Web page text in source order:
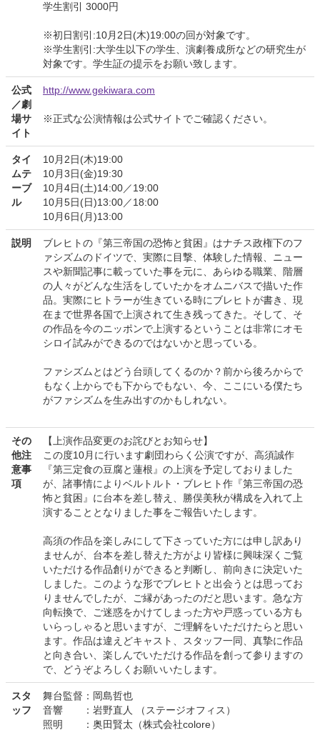
学生割引 3000円
※初日割引:10月2日(木)19:00の回が対象です。
※学生割引:大学生以下の学生、演劇養成所などの研究生が
対象です。学生証の提示をお願い致します。
公式
／劇
場サ
イト
http://www.gekiwara.com
※正式な公演情報は公式サイトでご確認ください。
タイ
ムテ
ーブ
ル
10月2日(木)19:00
10月3日(金)19:30
10月4日(土)14:00／19:00
10月5日(日)13:00／18:00
10月6日(月)13:00
説明
ブレヒトの『第三帝国の恐怖と貧困』はナチス政権下のフ
ァシズムのドイツで、実際に目撃、体験した情報、ニュー
スや新聞記事に載っていた事を元に、あらゆる職業、階層
の人々がどんな生活をしていたかをオムニバスで描いた作
品。実際にヒトラーが生きている時にブレヒトが書き、現
在まで世界各国で上演されて生き残ってきた。そして、そ
の作品を今のニッポンで上演するということは非常にオモ
シロイ試みができるのではないかと思っている。
ファシズムとはどう台頭してくるのか？前から後ろからで
もなく上からでも下からでもない、今、ここにいる僕たち
がファシズムを生み出すのかもしれない。
その
他注
意事
項
【上演作品変更のお詫びとお知らせ】
この度10月に行います劇団わらく公演ですが、高須誠作
『第三定食の豆腐と蓮根』の上演を予定しておりました
が、諸事情によりベルトルト・ブレヒト作『第三帝国の恐
怖と貧困』に台本を差し替え、勝俣美秋が構成を入れて上
演することとなりました事をご報告いたします。
高須の作品を楽しみにして下さっていた方には申し訳あり
ませんが、台本を差し替えた方がより皆様に興味深くご覧
いただける作品創りができると判断し、前向きに決定いた
しました。このような形でブレヒトと出会うとは思ってお
りませんでしたが、ご縁があったのだと思います。急な方
向転換で、ご迷惑をかけてしまった方や戸惑っている方も
いらっしゃると思いますが、ご理解をいただけたらと思い
ます。作品は違えどキャスト、スタッフ一同、真摯に作品
と向き合い、楽しんでいただける作品を創って参りますの
で、どうぞよろしくお願いいたします。
スタ
ッフ
舞台監督：岡島哲也
音響 ：岩野直人 （ステージオフィス）
照明 ：奥田賢太（株式会社colore）